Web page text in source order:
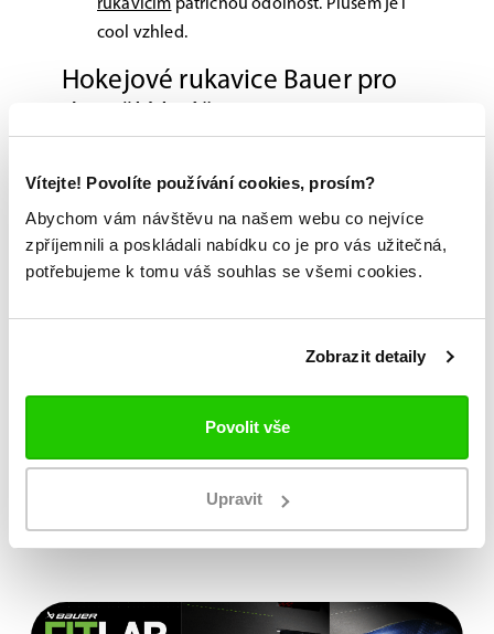
Vítejte! Povolíte používání cookies, prosím?
Abychom vám návštěvu na našem webu co nejvíce
zpříjemnili a poskládali nabídku co je pro vás užitečná,
potřebujeme k tomu váš souhlas se všemi cookies.
Zobrazit detaily
Povolit vše
Upravit
rukavicím patřičnou odolnost. Plusem je i
cool vzhled.
Hokejové rukavice Bauer pro
ruce a prsty každého hobby hráče, který to ale na
ledě myslí vážně. Kromě své funkčnosti rukavice
potěší svým profesionálním vzezřením. Rukavice
z této edice jsou navíc naprosto vhodné i pro
jedné z prodejen
Originální zboží s garancí záruky přímo
od výrobce